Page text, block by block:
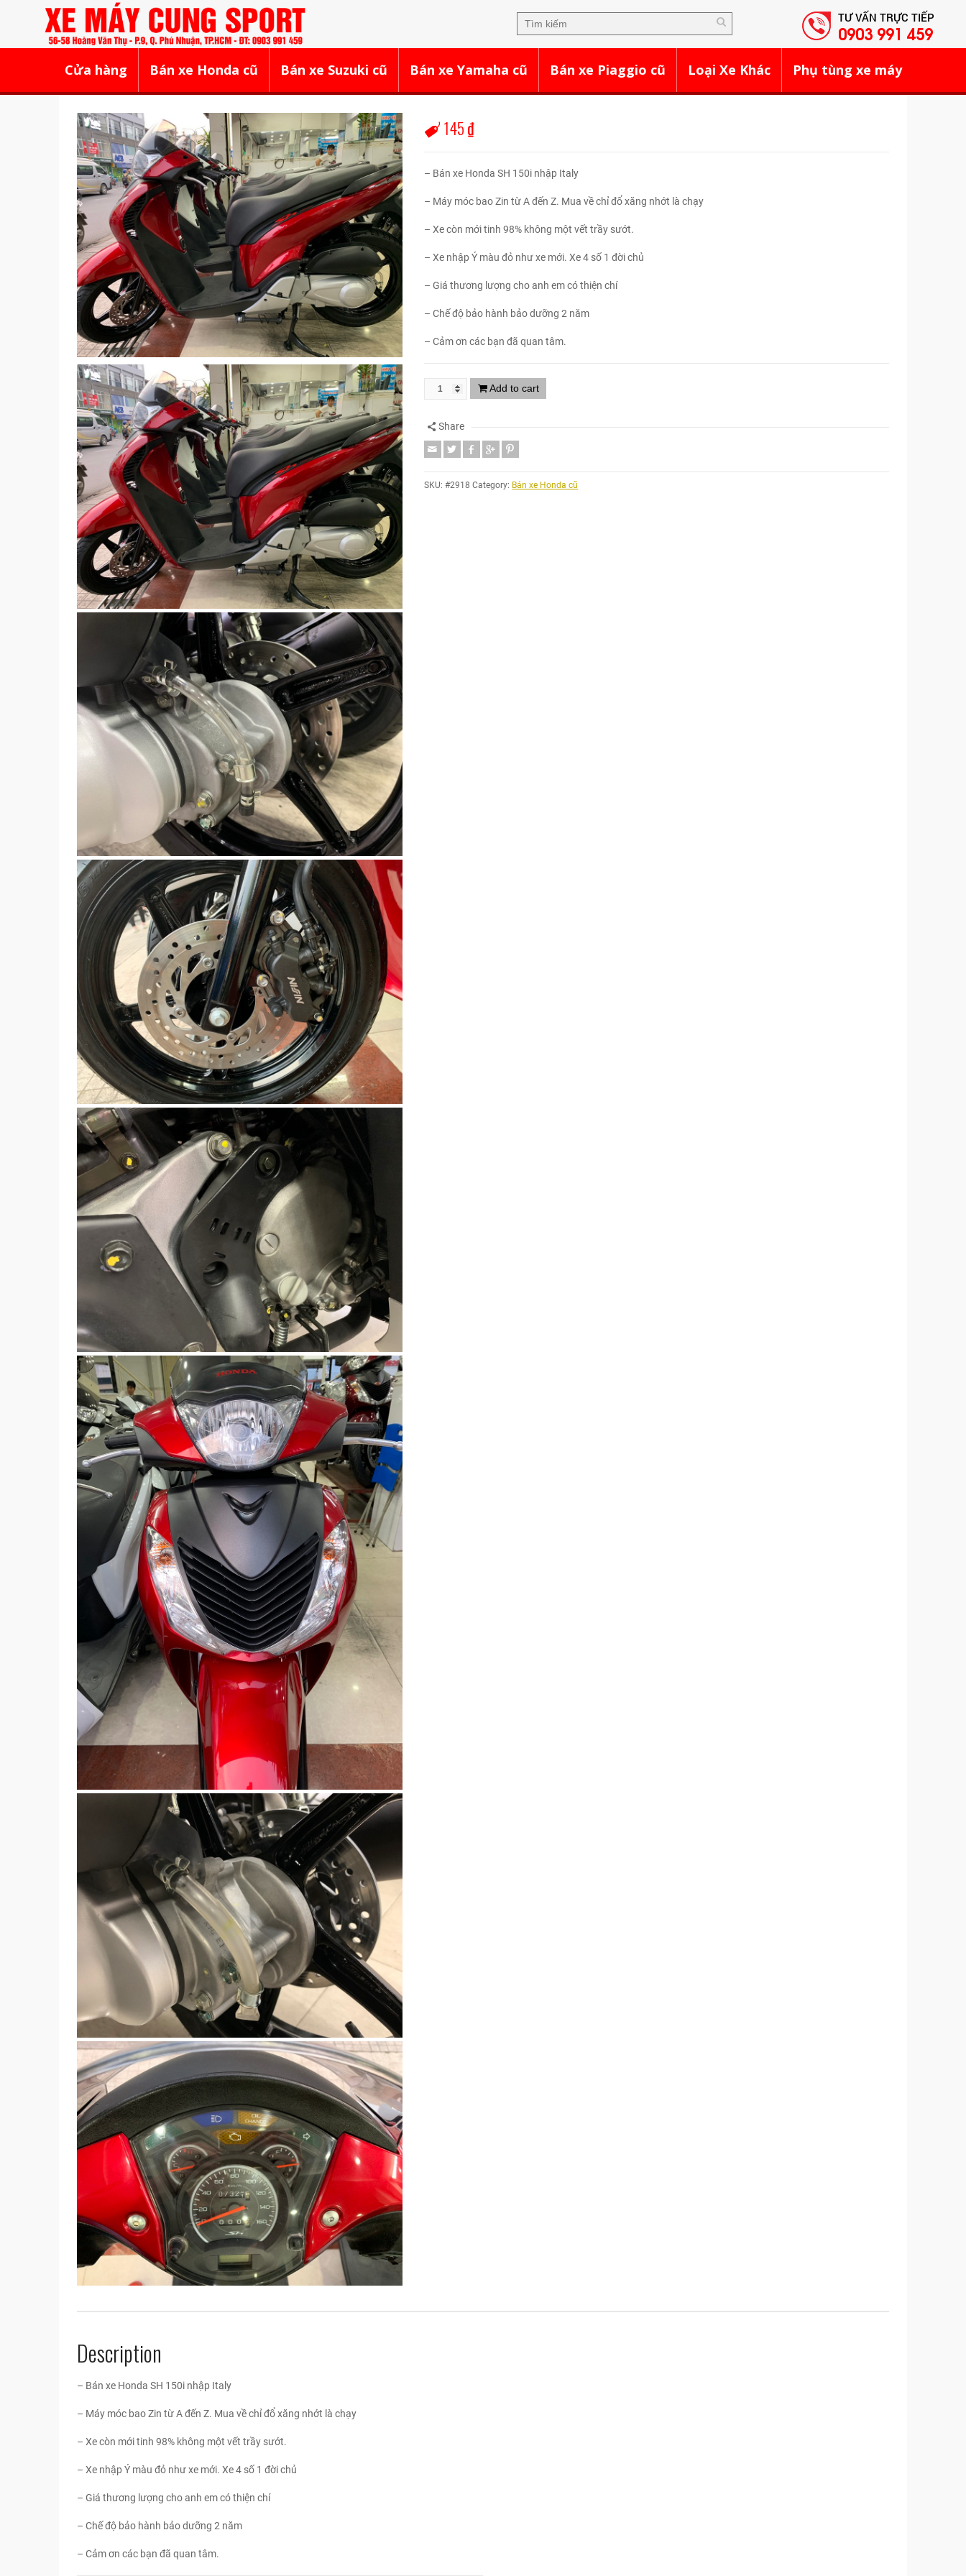
TƯ VẤN TRỰC TIẾP
0903 991 459
Cửa hàng Bán xe Honda cũ Bán xe Suzuki cũ Bán xe Yamaha cũ Bán xe Piaggio cũ Loại Xe Khác Phụ tùng xe máy
145₫
– Bán xe Honda SH 150i nhập Italy
– Máy móc bao Zin từ A đến Z. Mua về chỉ đổ xăng nhớt là chạy
– Xe còn mới tinh 98% không một vết trầy sướt.
– Xe nhập Ý màu đỏ như xe mới. Xe 4 số 1 đời chủ
– Giá thương lượng cho anh em có thiện chí
– Chế độ bảo hành bảo dưỡng 2 năm
– Cảm ơn các bạn đã quan tâm.
Add to cart
Share
SKU:#2918 Category: Bán xe Honda cũ
Description
– Bán xe Honda SH 150i nhập Italy
– Máy móc bao Zin từ A đến Z. Mua về chỉ đổ xăng nhớt là chạy
– Xe còn mới tinh 98% không một vết trầy sướt.
– Xe nhập Ý màu đỏ như xe mới. Xe 4 số 1 đời chủ
– Giá thương lượng cho anh em có thiện chí
– Chế độ bảo hành bảo dưỡng 2 năm
– Cảm ơn các bạn đã quan tâm.